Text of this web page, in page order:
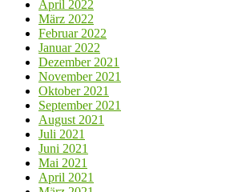
April 2022
März 2022
Februar 2022
Januar 2022
Dezember 2021
November 2021
Oktober 2021
September 2021
August 2021
Juli 2021
Juni 2021
Mai 2021
April 2021